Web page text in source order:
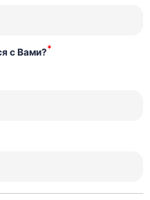
с Вами?*